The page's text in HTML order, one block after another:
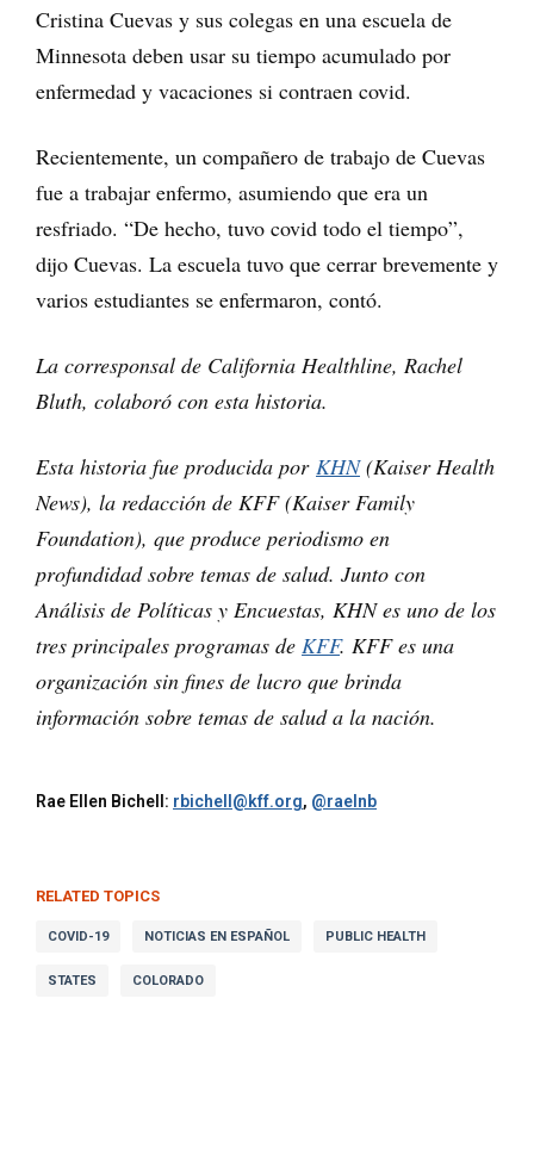
Cristina Cuevas y sus colegas en una escuela de
Minnesota deben usar su tiempo acumulado por
enfermedad y vacaciones si contraen covid.
Recientemente, un compañero de trabajo de Cuevas
fue a trabajar enfermo, asumiendo que era un
resfriado. “De hecho, tuvo covid todo el tiempo”,
dijo Cuevas. La escuela tuvo que cerrar brevemente y
varios estudiantes se enfermaron, contó.
La corresponsal de California Healthline, Rachel
Bluth, colaboró con esta historia.
Esta historia fue producida por KHN(Kaiser Health
News), la redacción de KFF (Kaiser Family
Foundation), que produce periodismo en
profundidad sobre temas de salud. Junto con
Análisis de Políticas y Encuestas, KHN es uno de los
tres principales programas de KFF. KFF es una
organización sin fines de lucro que brinda
información sobre temas de salud a la nación.
Rae Ellen Bichell: rbichell@kff.org, @raelnb
RELATED TOPICS
COVID-19 NOTICIAS EN ESPAÑOL PUBLIC HEALTH
STATES COLORADO